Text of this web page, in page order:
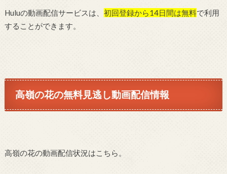
Huluの動画配信サービスは、 初回登録から14日間は無料で利用
することができます。
高嶺の花の無料見逃し動画配信情報
高嶺の花の動画配信状況はこちら。